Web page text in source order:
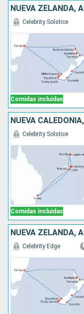
NUEVA ZELANDA,
Comidas incluidas
Celebrity Solstice
Comidas incluidas
Celebrity Solstice
NUEVA ZELANDA,
Celebrity Edge